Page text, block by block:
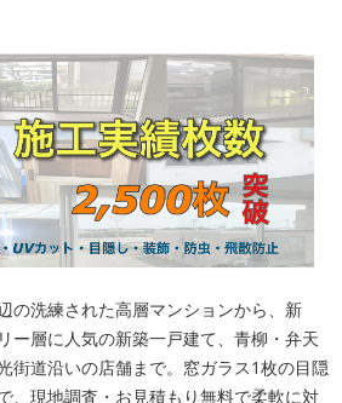
の洗練された高層マンションから、新
ー層に人気の新築一戸建て、青柳・弁天
街道沿いの店舗まで。窓ガラス1枚の目隠
、現地調査・お見積もり無料で柔軟に対